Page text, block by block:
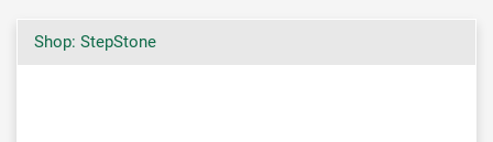
Shop: StepStone